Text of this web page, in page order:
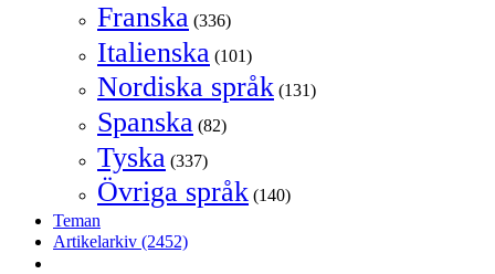
Franska (336)
Italienska (101)
Nordiska språk (131)
Spanska (82)
Tyska (337)
Övriga språk (140)
Teman
Artikelarkiv (2452)